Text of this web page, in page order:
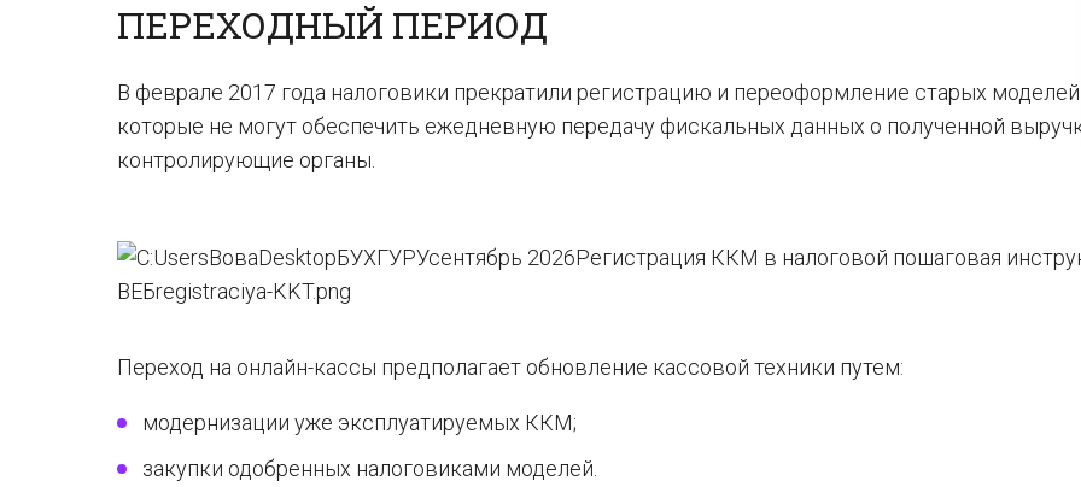
ПЕРЕХОДНЫЙ ПЕРИОД
В феврале 2017 года налоговики прекратили регистрацию и переоформление старых
которые не могут обеспечить ежедневную передачу фискальных данных о полученной
контролирующие органы.
Переход на онлайн-кассы предполагает обновление кассовой техники путем:
модернизации уже эксплуатируемых ККМ;
закупки одобренных налоговиками моделей.